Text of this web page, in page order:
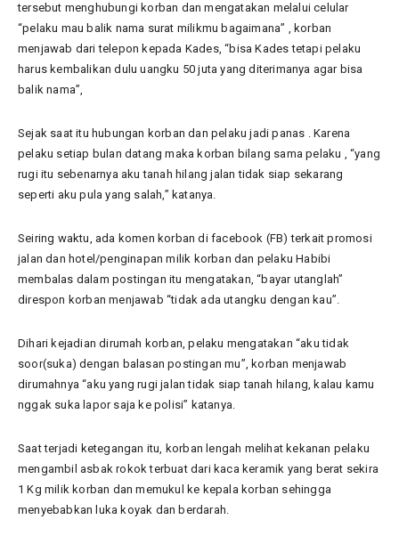
tersebut menghubungi korban dan mengatakan melalui celular
“pelaku mau balik nama surat milikmu bagaimana” , korban
menjawab dari telepon kepada Kades, “bisa Kades tetapi pelaku
harus kembalikan dulu uangku 50 juta yang diterimanya agar bisa
balik nama”,
Sejak saat itu hubungan korban dan pelaku jadi panas . Karena
pelaku setiap bulan datang maka korban bilang sama pelaku , “yang
rugi itu sebenarnya aku tanah hilang jalan tidak siap sekarang
seperti aku pula yang salah,” katanya.
Seiring waktu, ada komen korban di facebook (FB) terkait promosi
jalan dan hotel/penginapan milik korban dan pelaku Habibi
membalas dalam postingan itu mengatakan, “bayar utanglah”
direspon korban menjawab “tidak ada utangku dengan kau”.
Dihari kejadian dirumah korban, pelaku mengatakan “aku tidak
soor(suka) dengan balasan postingan mu”, korban menjawab
dirumahnya “aku yang rugi jalan tidak siap tanah hilang, kalau kamu
nggak suka lapor saja ke polisi” katanya.
Saat terjadi ketegangan itu, korban lengah melihat kekanan pelaku
mengambil asbak rokok terbuat dari kaca keramik yang berat sekira
1 Kg milik korban dan memukul ke kepala korban sehingga
menyebabkan luka koyak dan berdarah.